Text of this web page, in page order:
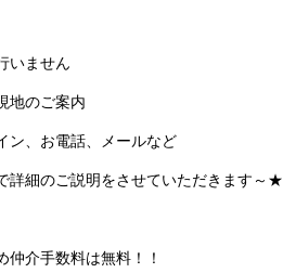
いません
地のご案内
ン、お電話、メールなど
詳細のご説明をさせていただきます～★
仲介手数料は無料！！